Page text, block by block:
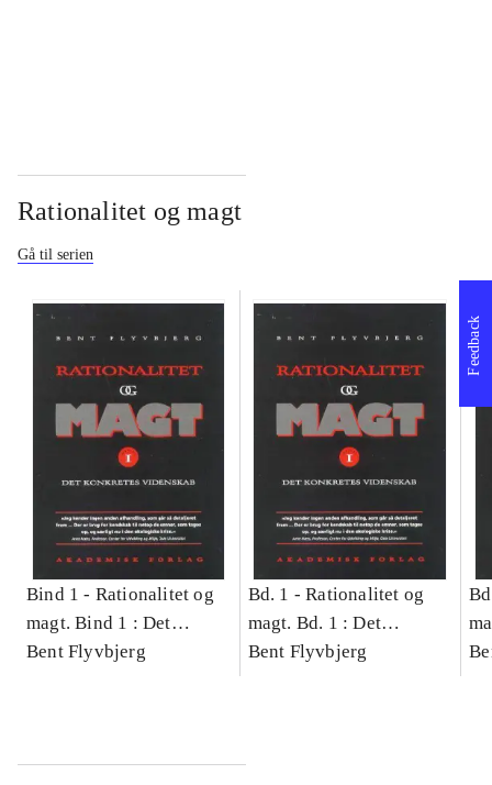
Rationalitet og magt
Gå til serien
Bind 1 - Rationalitet og
magt. Bind 1 : Det
konkretes videnskab
Bent Flyvbjerg
Bd. 1 -Rationalitet og
magt. Bd. 1 : Det
konkretes videnskab
Bent Flyvbjerg
Feedback